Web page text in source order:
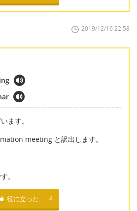
2019/12/16 22:58
ます。
meeting と訳出します。
。
役に立った 4